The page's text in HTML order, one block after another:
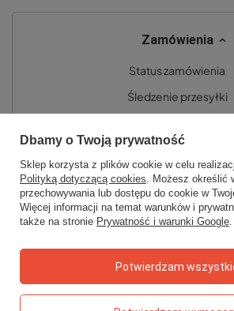
Zamówienia
Status zamówienia
Śledzenie przesyłki
Chcę zwrócić produkt
Chcę wymienić towar
Kontakt
Dbamy o Twoją prywatność
Sklep korzysta z plików cookie w celu
Polityką dotyczącą cookies. Możesz określić
przechowywania lub dostępu do cookie w
Więcej informacji na temat warunków i
także na stronie Prywatność i warunki Google.
Potwierdzam